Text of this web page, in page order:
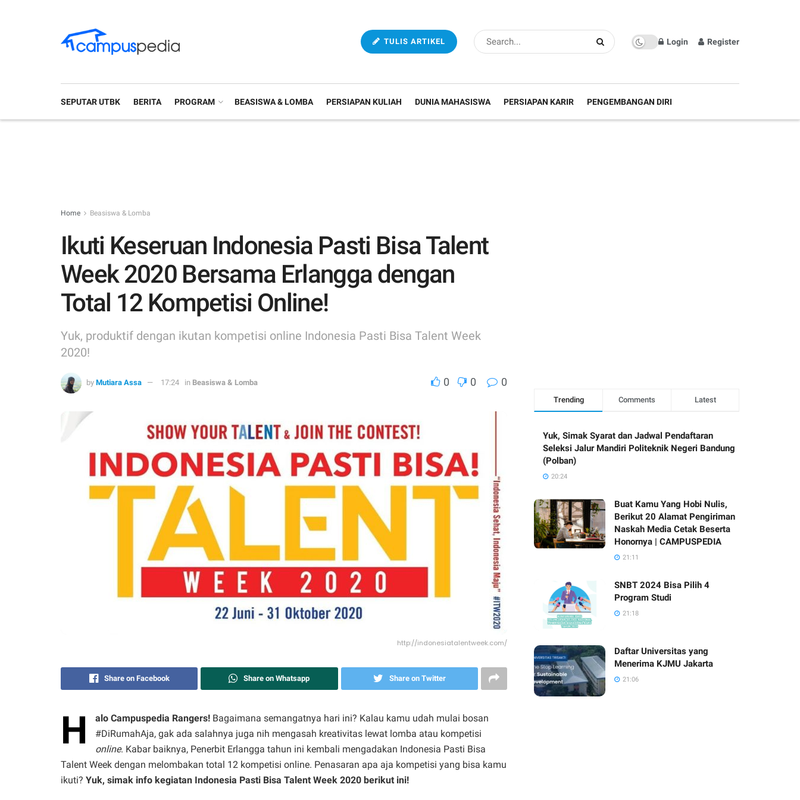
TULIS ARTIKEL Login Register
SEPUTAR UTBK BERITA PROGRAM BEASISWA & LOMBA PERSIAPAN KULIAH DUNIA MAHASISWA PERSIAPAN KARIR PENGEMBANGAN DIRI
Home Beasiswa & Lomba
Ikuti Keseruan Indonesia Pasti Bisa Talent
Week 2020 Bersama Erlangga dengan
Total 12 Kompetisi Online!
Yuk, produktif dengan ikutan kompetisi online Indonesia Pasti Bisa Talent Week
2020!
by Mutiara Assa 17:24 in Beasiswa & Lomba 0 0 0
http://indonesiatalentweek.com/
Share on Facebook Share on Whatsapp Share on Twitter
H alo Campuspedia Rangers!Bagaimana semangatnya hari ini? Kalau kamu udah mulai bosan
#DiRumahAja, gak ada salahnya juga nih mengasah kreativitas lewat lomba atau kompetisi
online. Kabar baiknya, Penerbit Erlangga tahun ini kembali mengadakan Indonesia Pasti Bisa
Talent Week dengan melombakan total 12 kompetisi online. Penasaran apa aja kompetisi yang bisa kamu
ikuti? Yuk, simak info kegiatan Indonesia Pasti Bisa Talent Week 2020 berikut ini!
Trending Comments Latest
Yuk, Simak Syarat dan Jadwal Pendaftaran
Seleksi Jalur Mandiri Politeknik Negeri Bandung
(Polban)
20:24
Buat Kamu Yang Hobi Nulis,
Berikut 20 Alamat Pengiriman
Naskah Media Cetak Beserta
Honornya | CAMPUSPEDIA
21:11
SNBT 2024 Bisa Pilih 4
Program Studi
21:18
Daftar Universitas yang
Menerima KJMU Jakarta
21:06